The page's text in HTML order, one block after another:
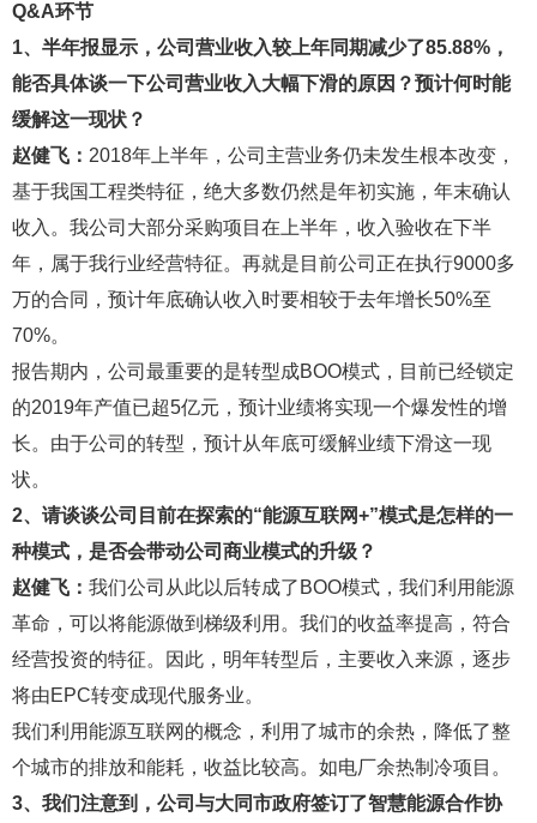
Q&A环节
1、半年报显示，公司营业收入较上年同期减少了85.88%，
能否具体谈一下公司营业收入大幅下滑的原因？预计何时能
缓解这一现状？
赵健飞： 2018年上半年，公司主营业务仍未发生根本改变，
基于我国工程类特征，绝大多数仍然是年初实施，年末确认
收入。我公司大部分采购项目在上半年，收入验收在下半
年，属于我行业经营特征。再就是目前公司正在执行9000多
万的合同，预计年底确认收入时要相较于去年增长50%至
70%。
报告期内，公司最重要的是转型成BOO模式，目前已经锁定
的2019年产值已超5亿元，预计业绩将实现一个爆发性的增
长。由于公司的转型，预计从年底可缓解业绩下滑这一现
状。
2、请谈谈公司目前在探索的“能源互联网+”模式是怎样的一
种模式，是否会带动公司商业模式的升级？
赵健飞： 我们公司从此以后转成了BOO模式，我们利用能源
革命，可以将能源做到梯级利用。我们的收益率提高，符合
经营投资的特征。因此，明年转型后，主要收入来源，逐步
将由EPC转变成现代服务业。
我们利用能源互联网的概念，利用了城市的余热，降低了整
个城市的排放和能耗，收益比较高。如电厂余热制冷项目。
3、我们注意到，公司与大同市政府签订了智慧能源合作协